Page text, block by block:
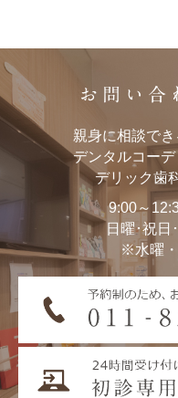
お問い合
親身に相談で
デンタルコーデ
デリック歯
9:00～
日曜･祝日
※水曜